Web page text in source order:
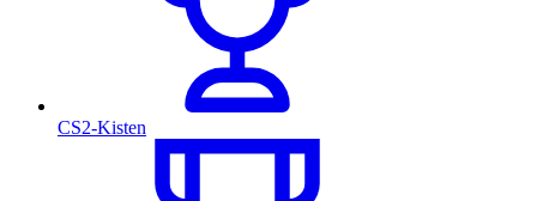
CS2-Kisten